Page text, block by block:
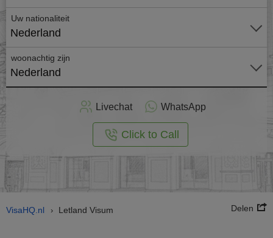
Uw nationaliteit
Nederland
woonachtig zijn
Nederland
nu
Livechat WhatsApp
Click to Call
VisaHQ.nl › Letland Visum Delen